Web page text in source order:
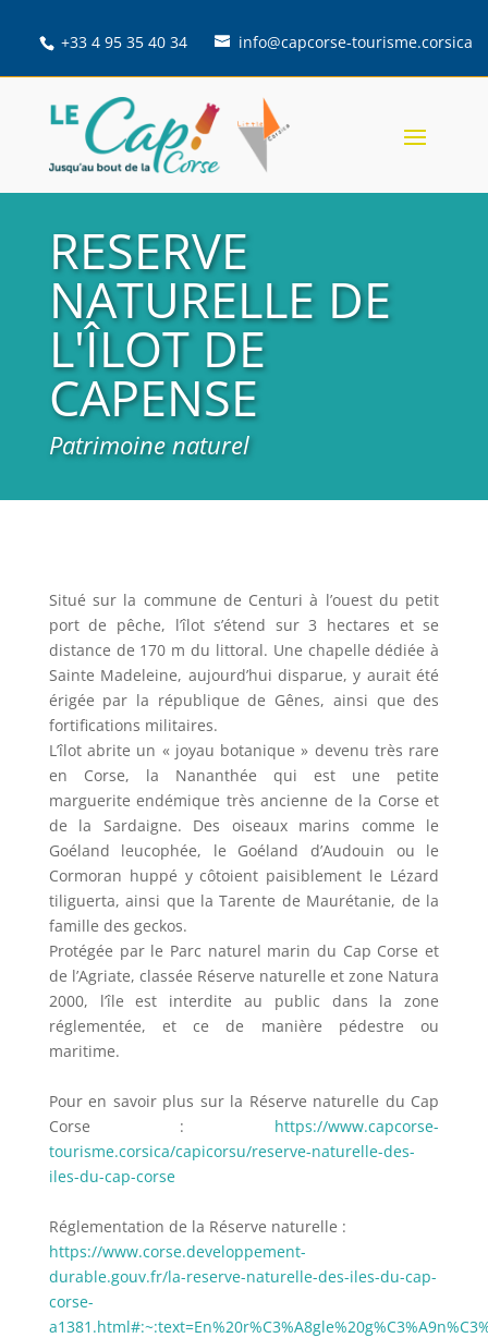
+33 4 95 35 40 34 info@capcorse-tourisme.corsica
RESERVE
NATURELLE DE
L'ÎLOT DE
CAPENSE
Patrimoine naturel
Situé sur la commune de Centuri à l’ouest du petit
port de pêche, l’îlot s’étend sur 3 hectares et se
distance de 170 m du littoral. Une chapelle dédiée à
Sainte Madeleine, aujourd’hui disparue, y aurait été
érigée par la république de Gênes, ainsi que des
fortifications militaires.
L’îlot abrite un « joyau botanique » devenu très rare
en Corse, la Nananthée qui est une petite
marguerite endémique très ancienne de la Corse et
de la Sardaigne. Des oiseaux marins comme le
Goéland leucophée, le Goéland d’Audouin ou le
Cormoran huppé y côtoient paisiblement le Lézard
tiliguerta, ainsi que la Tarente de Maurétanie, de la
famille des geckos.
Protégée par le Parc naturel marin du Cap Corse et
de l’Agriate, classée Réserve naturelle et zone Natura
2000, l’île est interdite au public dans la zone
réglementée, et ce de manière pédestre ou
maritime.
Pour en savoir plus sur la Réserve naturelle du Cap
Corse : https://www.capcorse-
tourisme.corsica/capicorsu/reserve-naturelle-des-
iles-du-cap-corse
Réglementation de la Réserve naturelle :
https://www.corse.developpement-
durable.gouv.fr/la-reserve-naturelle-des-iles-du-cap-
corse-